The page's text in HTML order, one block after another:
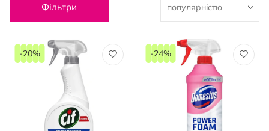
Фільтри
-20% -24%